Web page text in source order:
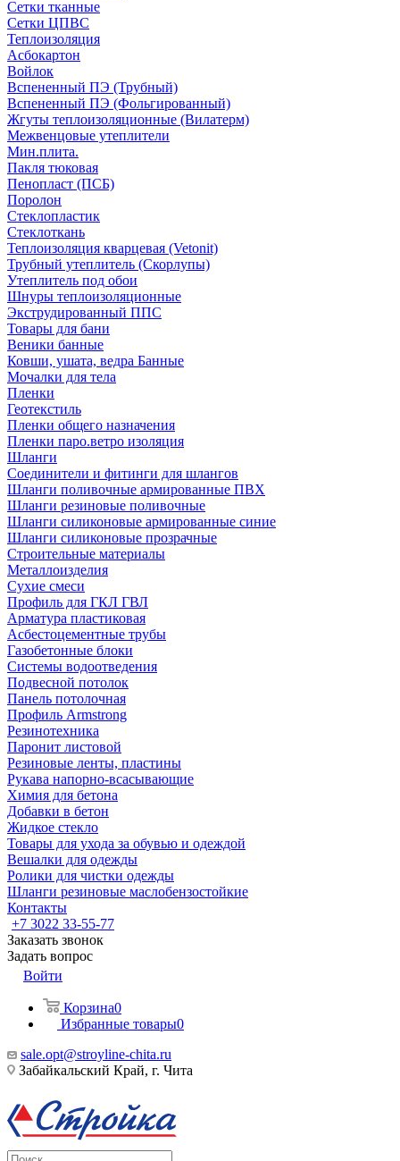
Сетки тканные
Сетки ЦПВС
Теплоизоляция
Асбокартон
Войлок
Вспененный ПЭ (Трубный)
Вспененный ПЭ (Фольгированный)
Жгуты теплоизоляционные (Вилатерм)
Межвенцовые утеплители
Мин.плита.
Пакля тюковая
Пенопласт (ПСБ)
Поролон
Стеклопластик
Стеклоткань
Теплоизоляция кварцевая (Vetonit)
Трубный утеплитель (Скорлупы)
Утеплитель под обои
Шнуры теплоизоляционные
Экструдированный ППС
Товары для бани
Веники банные
Ковши, ушата, ведра Банные
Мочалки для тела
Пленки
Геотекстиль
Пленки общего назначения
Пленки паро.ветро изоляция
Шланги
Соединители и фитинги для шлангов
Шланги поливочные армированные ПВХ
Шланги резиновые поливочные
Шланги силиконовые армированные синие
Шланги силиконовые прозрачные
Строительные материалы
Металлоизделия
Сухие смеси
Профиль для ГКЛ ГВЛ
Арматура пластиковая
Асбестоцементные трубы
Газобетонные блоки
Системы водоотведения
Подвесной потолок
Панель потолочная
Профиль Armstrong
Резинотехника
Паронит листовой
Резиновые ленты, пластины
Рукава напорно-всасывающие
Химия для бетона
Добавки в бетон
Жидкое стекло
Товары для ухода за обувью и одеждой
Вешалки для одежды
Ролики для чистки одежды
Шланги резиновые маслобензостойкие
Контакты
+7 3022 33-55-77
Заказать звонок
Задать вопрос
Войти
Корзина0
Избранные товары0
sale.opt@stroyline-chita.ru
Забайкальский Край, г. Чита